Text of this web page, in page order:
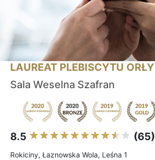
LAUREAT PLEBISCYTU ORŁY
Sala Weselna Szafran
8.5 (65)
Rokiciny, Łaznowska Wola, Leśna 1